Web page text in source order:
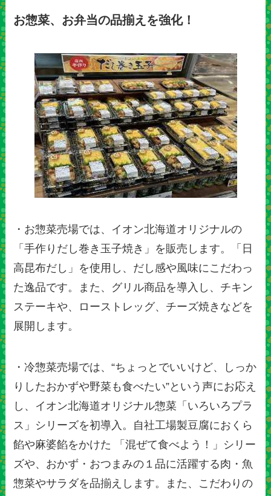
お惣菜、お弁当の品揃えを強化！
・お惣菜売場では、イオン北海道オリジナルの
「手作りだし巻き玉子焼き」を販売します。「日
高昆布だし」を使用し、だし感や風味にこだわっ
た逸品です。また、グリル商品を導入し、チキン
ステーキや、ローストレッグ、チーズ焼きなどを
展開します。
・冷惣菜売場では、“ちょっとでいいけど、しっか
りしたおかずや野菜も食べたい”という声にお応え
し、イオン北海道オリジナル惣菜「いろいろプラ
ス」シリーズを初導入。自社工場製豆腐におくら
餡や麻婆餡をかけた 「混ぜて食べよう！」シリー
ズや、おかず・おつまみの１品に活躍する肉・魚
惣菜やサラダを品揃えします。また、こだわりの